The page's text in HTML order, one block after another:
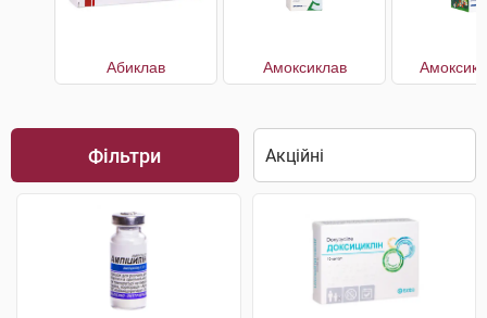
Абиклав Амоксиклав
Фільтри